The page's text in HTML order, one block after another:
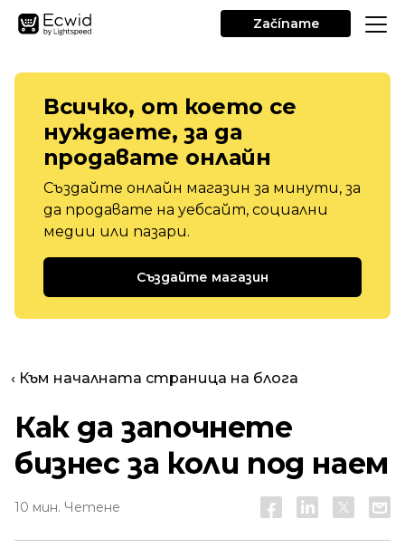
Začíname
Всичко, от което се
нуждаете, за да
продавате онлайн
Създайте онлайн магазин за минути, за
да продавате на уебсайт, социални
медии или пазари.
Създайте магазин
‹ Към началната страница на блога
Как да започнете
бизнес за коли под наем
10 мин. Четене